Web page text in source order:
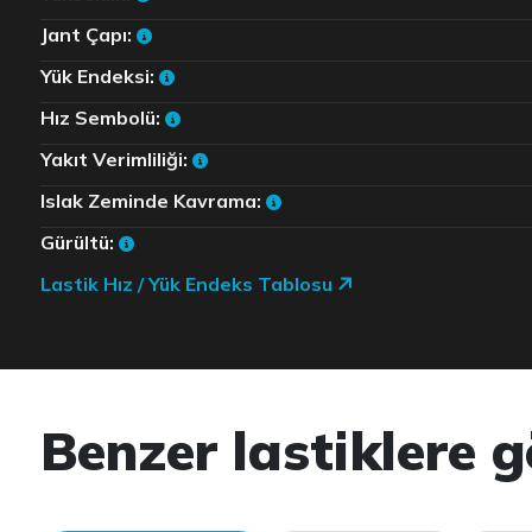
Jant Çapı:
Yük Endeksi:
Hız Sembolü:
Yakıt Verimliliği:
Islak Zeminde Kavrama:
Gürültü:
Lastik Hız / Yük Endeks Tablosu
Benzer lastiklere